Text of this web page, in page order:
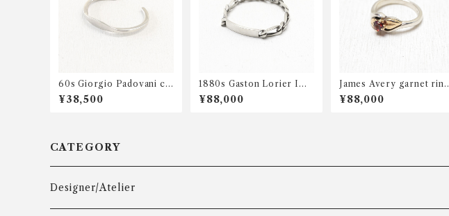
60s Giorgio Padovani cu
ff bangle
¥38,500
1880s Gaston Lorier ID
chain bracelet
¥88,000
James Avery garnet ring
SLV 14K
¥88,000
CATEGORY
Designer/Atelier